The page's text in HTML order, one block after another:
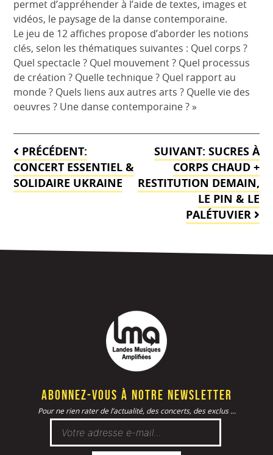
permet d’appréhender à l’aide de textes, images et
vidéos, le paysage de la danse contemporaine.
Le jeu de 12 affiches propose d’aborder les notions
clés, selon les thématiques suivantes : Quel corps ?
Quel spectacle ? Quel mouvement ? Quel processus
de création ? Quelle technique ? Quel rapport au
monde ? Quels liens aux autres arts ? Quelle vie des
oeuvres ? Une danse contemporaine ? »
Navigation
de
l’article
PRÉCÉDENT:
CONCERT ESSENTIEL &
SOLIDAIRE UKRAINE
SUIVANT: SUCRES À
CORPS CHAUD +
RESTITUTION DEMAIN,
LE PIN & LE
PALÉTUVIER
Abonnez-vous à notre newsletter
Pour ne rien rater de l’actualité, des concerts, des exclus ...